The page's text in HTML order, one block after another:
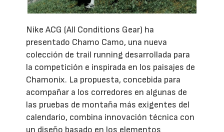
Nike ACG (All Conditions Gear) ha
presentado Chamo Camo, una nueva
colección de trail running desarrollada para
la competición e inspirada en los paisajes de
Chamonix. La propuesta, concebida para
acompañar a los corredores en algunas de
las pruebas de montaña más exigentes del
calendario, combina innovación técnica con
un diseño basado en los elementos